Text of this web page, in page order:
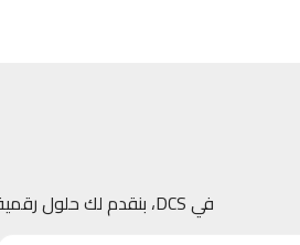
في DCS، بنقدم لك حلول رقمية بتبدأ من الفكرة وتوصل بيك للقمة.